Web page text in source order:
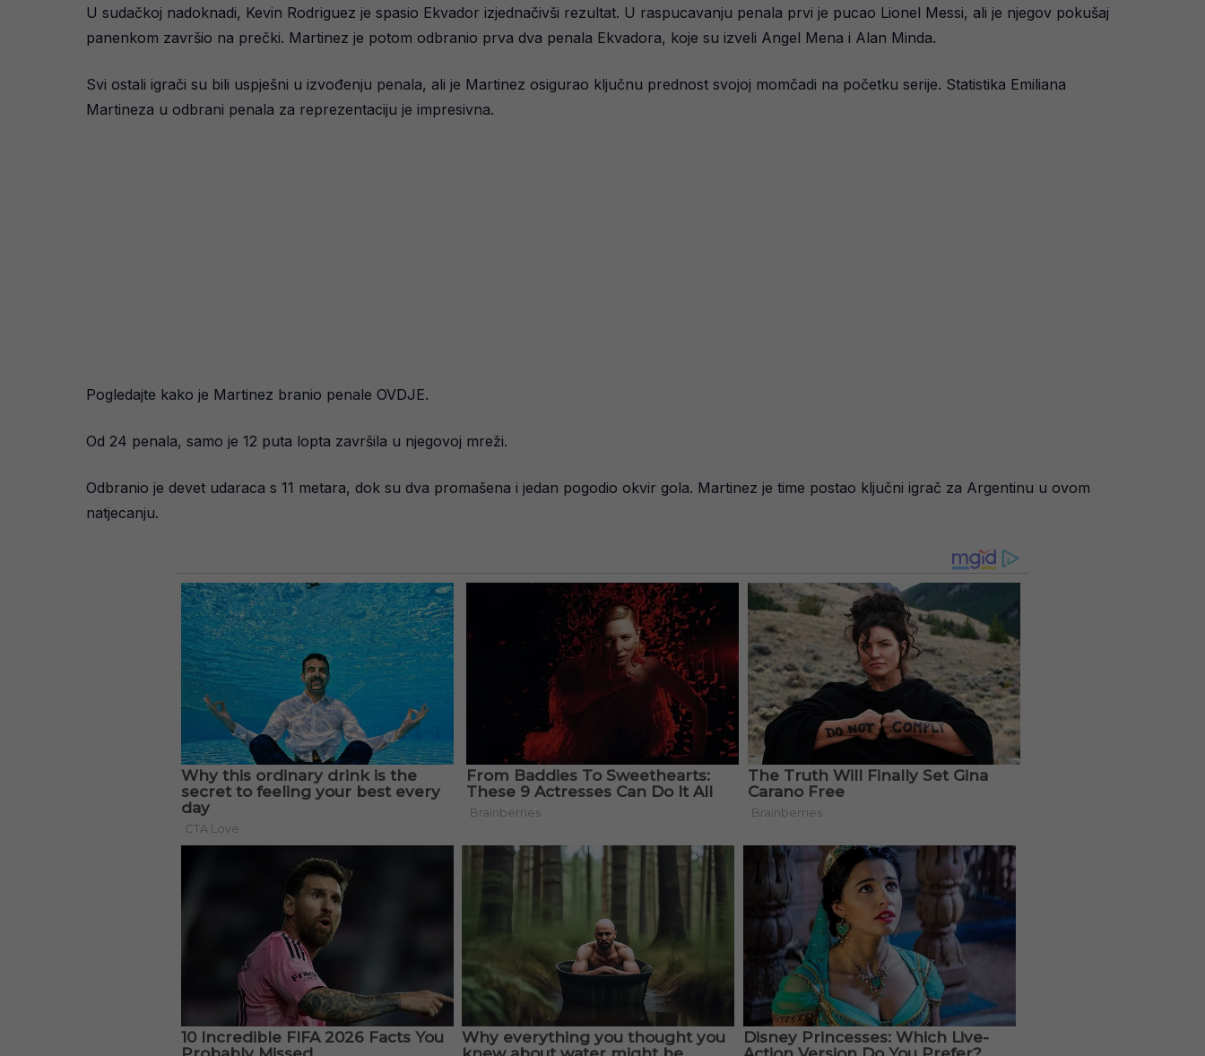
U sudačkoj nadoknadi, Kevin Rodriguez je spasio Ekvador izjednačivši rezultat. U raspucavanju penala prvi je pucao Lionel Messi, ali je njegov pokušaj
panenkom završio na prečki. Martinez je potom odbranio prva dva penala Ekvadora, koje su izveli Angel Mena i Alan Minda.
Svi ostali igrači su bili uspješni u izvođenju penala, ali je Martinez osigurao ključnu prednost svojoj momčadi na početku serije. Statistika Emiliana
Martineza u odbrani penala za reprezentaciju je impresivna.
Pogledajte kako je Martinez branio penale OVDJE.
Od 24 penala, samo je 12 puta lopta završila u njegovoj mreži.
Odbranio je devet udaraca s 11 metara, dok su dva promašena i jedan pogodio okvir gola. Martinez je time postao ključni igrač za Argentinu u ovom
natjecanju.